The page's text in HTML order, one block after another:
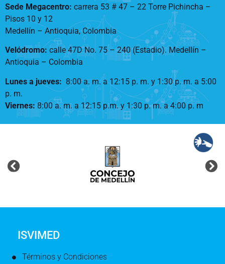
Sede Megacentro: carrera 53 # 47 – 22 Torre Pichincha –
Pisos 10 y 12
Medellín – Antioquia, Colombia
Velódromo: calle 47D No. 75 – 240 (Estadio). Medellín –
Antioquia – Colombia
Lunes a jueves: 8:00 a. m. a 12:15 p. m. y 1:30 p. m. a 5:00
p. m.
Viernes:8:00 a. m. a 12:15 p.m. y 1:30 p. m. a 4:00 p. m
ISVIMED
Términos y Condiciones